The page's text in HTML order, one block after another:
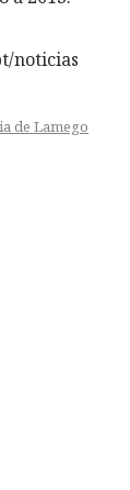
noticias
de Lamego